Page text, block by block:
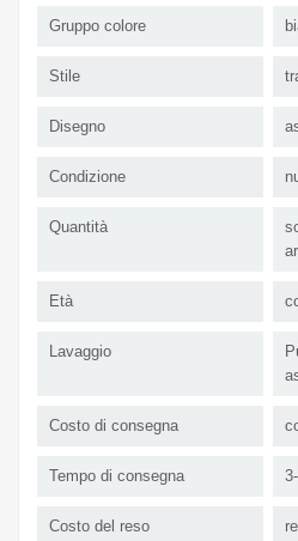
Gruppo colore
Stile
Disegno
Condizione
Quantità
Età
Lavaggio
Costo di consegna
Tempo di consegna
Costo del reso